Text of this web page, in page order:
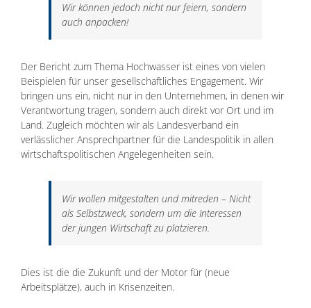
Wir können jedoch nicht nur feiern, sondern
auch anpacken!
Der Bericht zum Thema Hochwasser ist eines von vielen
Beispielen für unser gesellschaftliches Engagement. Wir
bringen uns ein, nicht nur in den Unternehmen, in denen wir
Verantwortung tragen, sondern auch direkt vor Ort und im
Land. Zugleich möchten wir als Landesverband ein
verlässlicher Ansprechpartner für die Landespolitik in allen
wirtschaftspolitischen Angelegenheiten sein.
Wir wollen mitgestalten und mitreden – Nicht
als Selbstzweck, sondern um die Interessen
der jungen Wirtschaft zu platzieren.
Dies ist die die Zukunft und der Motor für (neue
Arbeitsplätze), auch in Krisenzeiten.